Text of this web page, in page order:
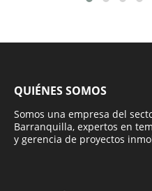
QUIÉNES SOMOS
Somos una empresa del
Barranquilla, expertos en
y gerencia de proyectos